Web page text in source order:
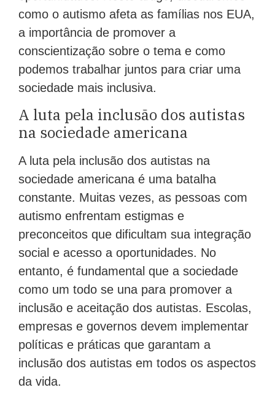
como o autismo afeta as famílias nos EUA,
a importância de promover a
conscientização sobre o tema e como
podemos trabalhar juntos para criar uma
sociedade mais inclusiva.
A luta pela inclusão dos autistas
na sociedade americana
A luta pela inclusão dos autistas na
sociedade americana é uma batalha
constante. Muitas vezes, as pessoas com
autismo enfrentam estigmas e
preconceitos que dificultam sua integração
social e acesso a oportunidades. No
entanto, é fundamental que a sociedade
como um todo se una para promover a
inclusão e aceitação dos autistas. Escolas,
empresas e governos devem implementar
políticas e práticas que garantam a
inclusão dos autistas em todos os aspectos
da vida.